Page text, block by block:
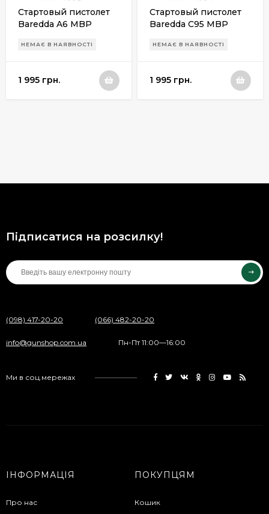
Стартовый пистолет
Baredda A6 MBP
НЕМАЄ В НАЯВНОСТІ
1 995 грн.
Стартовый пистолет
Baredda C95 MBP
НЕМАЄ В НАЯВНОСТІ
1 995 грн.
Підписатися на розсилку!
(098) 417-20-20 (066) 482-20-20
info@gunshop.com.ua Пн-Пт 11:00—16:00
Ми в соц.мережах
ІНФОРМАЦІЯ
Про нас
ПОКУПЦЯМ
Кошик